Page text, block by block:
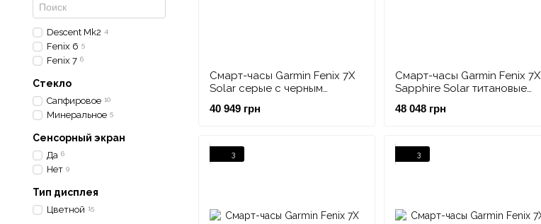
Смарт-часы Garmin Fenix 7X
Solar серые с черным
40 949 грн
Смарт-часы Garmin Fenix 7X
Sapphire Solar титановые
ремешком
48 048 грн
3 3
Descent Mk2 4
Fenix 6 5
Fenix 7 6
Стекло
Сапфировое 10
Минеральное 5
Сенсорный экран
Да 6
Нет 9
Тип дисплея
Цветной 15